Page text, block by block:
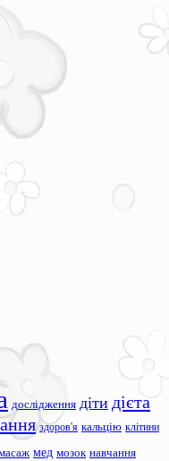
дослідження діти дієта
здоров'я кальцію клітини
мед мозок навчання